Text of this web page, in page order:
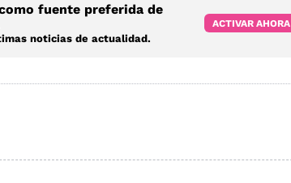
fuente preferida de
noticias de actualidad.
ACTIVAR AHORA